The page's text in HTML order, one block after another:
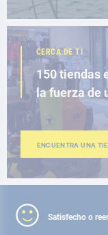
CERCA DE TI
150 tiendas
la fuerza de
ENCUENTRA UNA
Satisfecho o